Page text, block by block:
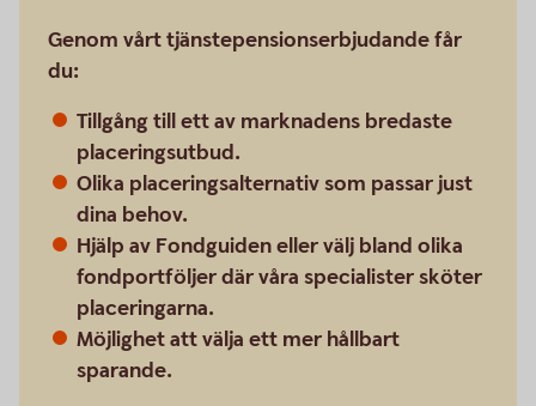
Genom vårt tjänstepensionserbjudande får
du:
Tillgång till ett av marknadens bredaste
placeringsutbud.
Olika placeringsalternativ som passar just
dina behov.
Hjälp av Fondguiden eller välj bland olika
fondportföljer där våra specialister sköter
placeringarna.
Möjlighet att välja ett mer hållbart
sparande.